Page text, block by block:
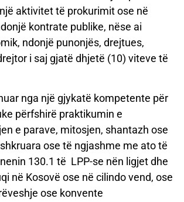
aktivitet të prokurimit ose në
kontrate publike, nëse ai
ndonjë punonjës, drejtues,
i saj gjatë dhjetë (10) viteve të
nga një gjykatë kompetente për
përfshirë praktikumin e
e parave, mitosjen, shantazh ose
ose të ngjashme me ato të
130.1 të LPP-se nën ligjet dhe
në Kosovë ose në cilindo vend, ose
ose konvente